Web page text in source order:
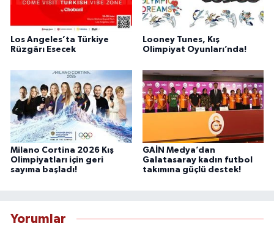
Los Angeles’ta Türkiye
Rüzgârı Esecek
Looney Tunes, Kış
Olimpiyat Oyunları’nda!
Milano Cortina 2026 Kış
Olimpiyatları için geri
sayıma başladı!
GAİN Medya’dan
Galatasaray kadın futbol
takımına güçlü destek!
Yorumlar